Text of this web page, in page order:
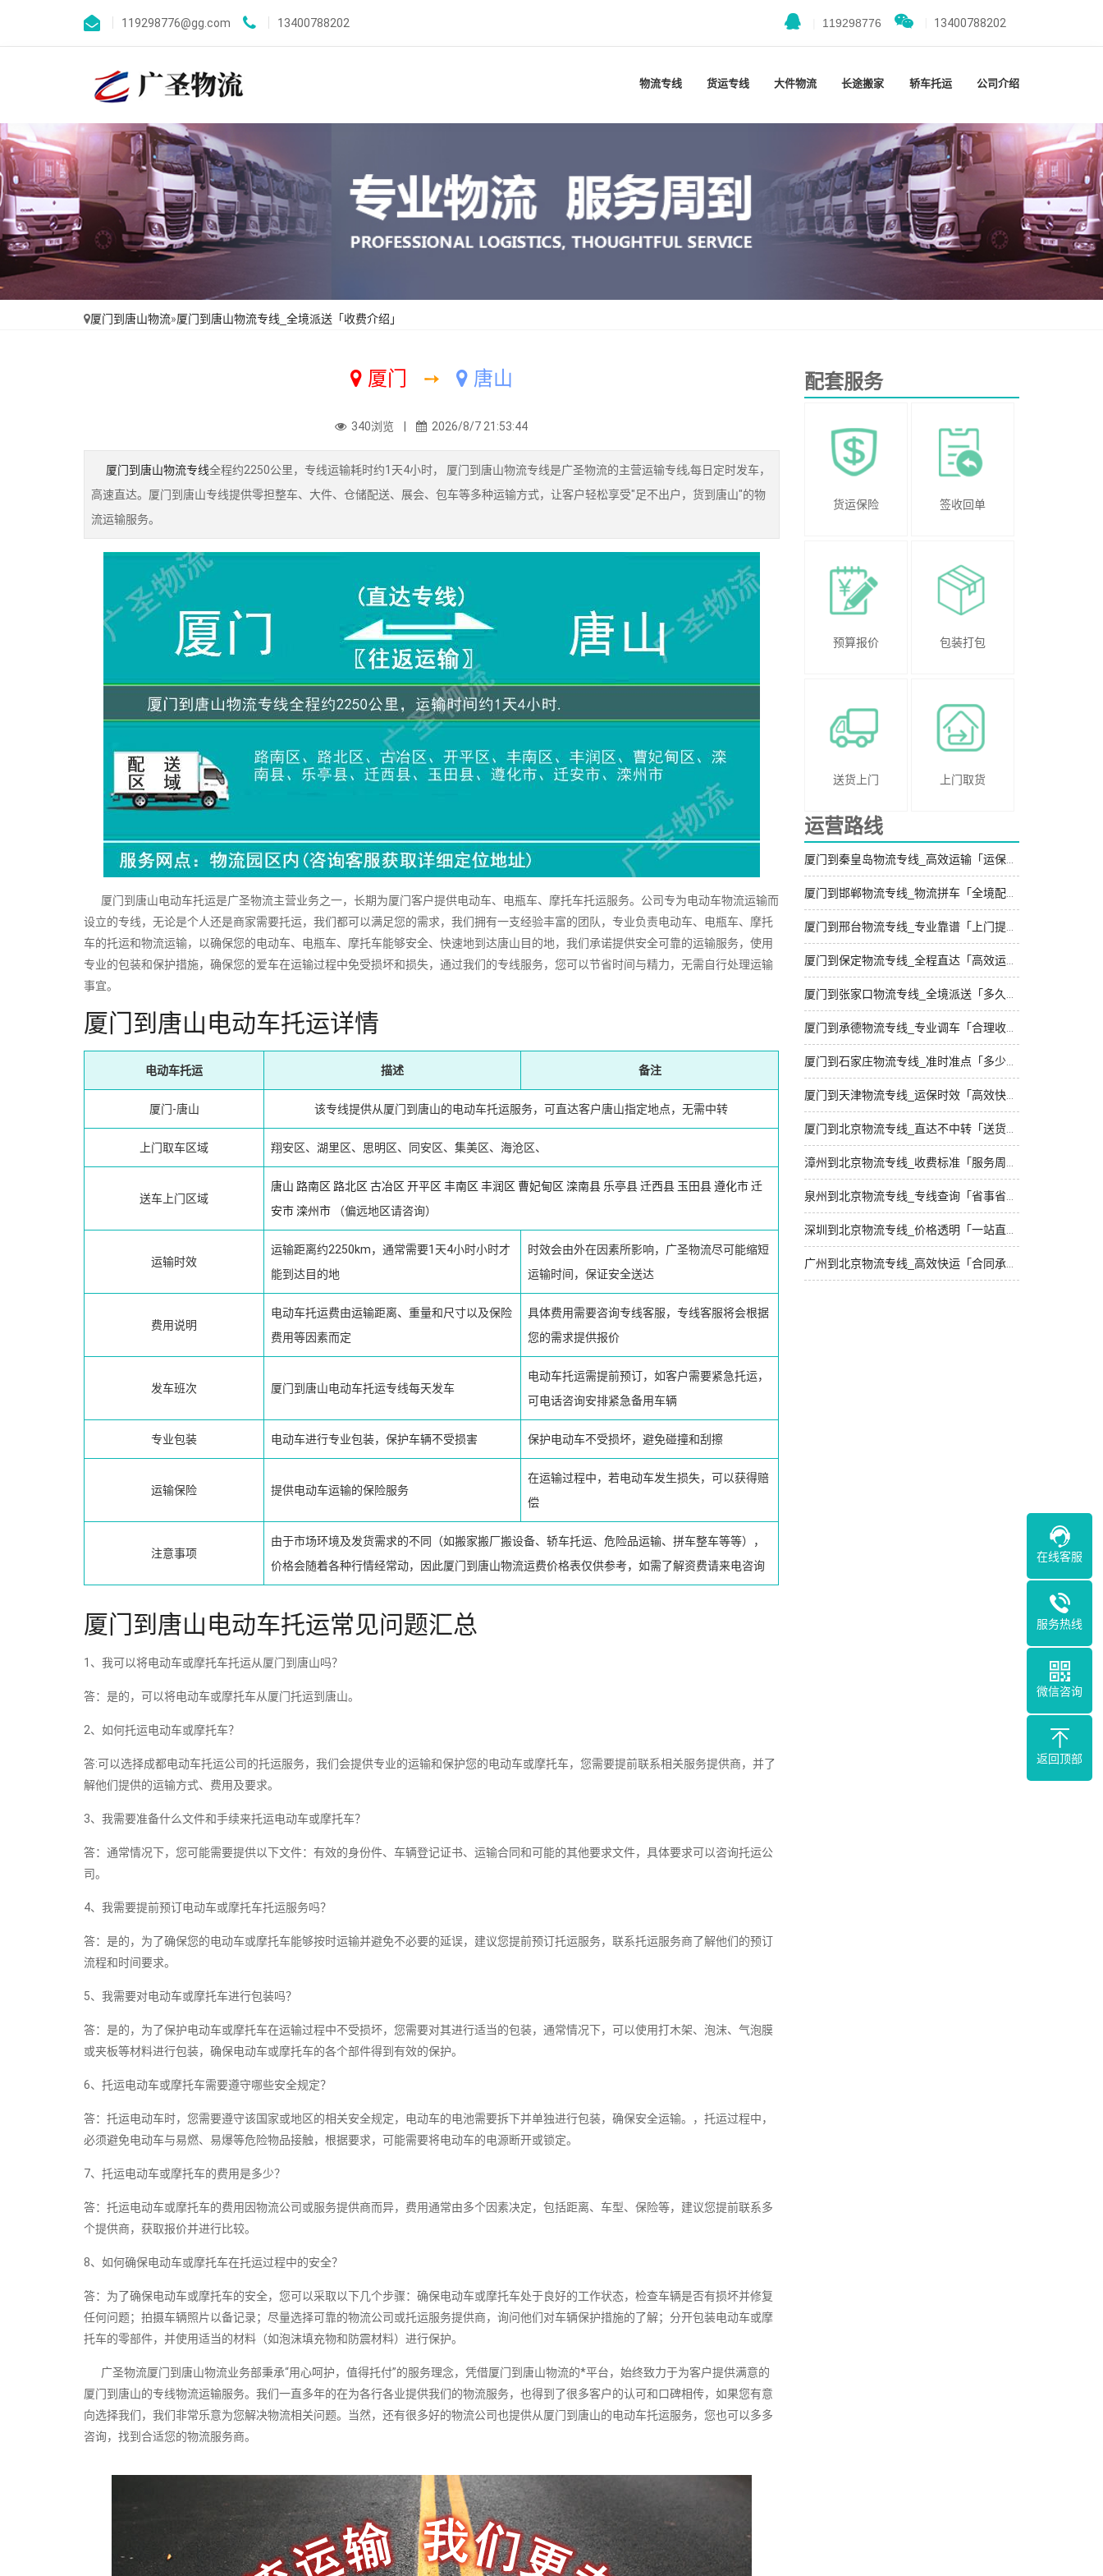
119298776@gg.com 13400788202 119298776 13400788202
物流专线 货运专线 大件物流 长途搬家 轿车托运 公司介绍
厦门到唐山物流»厦门到唐山物流专线_全境派送「收费介绍」
厦门 ➙ 唐山
340浏览 | 2026/8/7 21:53:44
厦门到唐山物流专线全程约2250公里，专线运输耗时约1天4小时， 厦门到唐山物流专线是广圣物流的主营运输专线,每日定时发车，
高速直达。厦门到唐山专线提供零担整车、大件、仓储配送、展会、包车等多种运输方式，让客户轻松享受"足不出户，货到唐山"的物
流运输服务。
厦门到唐山电动车托运是广圣物流主营业务之一，长期为厦门客户提供电动车、电瓶车、摩托车托运服务。公司专为电动车物流运输而
设立的专线，无论是个人还是商家需要托运，我们都可以满足您的需求，我们拥有一支经验丰富的团队，专业负责电动车、电瓶车、摩托
车的托运和物流运输，以确保您的电动车、电瓶车、摩托车能够安全、快速地到达唐山目的地，我们承诺提供安全可靠的运输服务，使用
专业的包装和保护措施，确保您的爱车在运输过程中免受损坏和损失，通过我们的专线服务，您可以节省时间与精力，无需自行处理运输
事宜。
厦门到唐山电动车托运详情
电动车托运 描述 备注
厦门-唐山 该专线提供从厦门到唐山的电动车托运服务，可直达客户唐山指定地点，无需中转
上门取车区域 翔安区、湖里区、思明区、同安区、集美区、海沧区、
送车上门区域
唐山 路南区 路北区 古冶区 开平区 丰南区 丰润区 曹妃甸区 滦南县 乐亭县迁西县 玉田县遵化市迁
安市 滦州市 （偏远地区请咨询）
运输时效
运输距离约2250km，通常需要1天4小时小时才
能到达目的地
时效会由外在因素所影响，广圣物流尽可能缩短
运输时间，保证安全送达
费用说明
电动车托运费由运输距离、重量和尺寸以及保险
费用等因素而定
具体费用需要咨询专线客服，专线客服将会根据
您的需求提供报价
发车班次 厦门到唐山电动车托运专线每天发车
电动车托运需提前预订，如客户需要紧急托运，
可电话咨询安排紧急备用车辆
专业包装 电动车进行专业包装，保护车辆不受损害 保护电动车不受损坏，避免碰撞和刮擦
运输保险 提供电动车运输的保险服务
在运输过程中，若电动车发生损失，可以获得赔
偿
注意事项
由于市场环境及发货需求的不同（如搬家搬厂搬设备、轿车托运、危险品运输、拼车整车等等），
价格会随着各种行情经常动，因此厦门到唐山物流运费价格表仅供参考，如需了解资费请来电咨询
厦门到唐山电动车托运常见问题汇总
1、我可以将电动车或摩托车托运从厦门到唐山吗？
答：是的，可以将电动车或摩托车从厦门托运到唐山。
2、如何托运电动车或摩托车？
答:可以选择成都电动车托运公司的托运服务，我们会提供专业的运输和保护您的电动车或摩托车，您需要提前联系相关服务提供商，并了
解他们提供的运输方式、费用及要求。
3、我需要准备什么文件和手续来托运电动车或摩托车？
答：通常情况下，您可能需要提供以下文件：有效的身份件、车辆登记证书、运输合同和可能的其他要求文件，具体要求可以咨询托运公
司。
4、我需要提前预订电动车或摩托车托运服务吗？
答：是的，为了确保您的电动车或摩托车能够按时运输并避免不必要的延误，建议您提前预订托运服务，联系托运服务商了解他们的预订
流程和时间要求。
5、我需要对电动车或摩托车进行包装吗？
答：是的，为了保护电动车或摩托车在运输过程中不受损坏，您需要对其进行适当的包装，通常情况下，可以使用打木架、泡沫、气泡膜
或夹板等材料进行包装，确保电动车或摩托车的各个部件得到有效的保护。
6、托运电动车或摩托车需要遵守哪些安全规定？
答：托运电动车时，您需要遵守该国家或地区的相关安全规定，电动车的电池需要拆下并单独进行包装，确保安全运输。，托运过程中，
必须避免电动车与易燃、易爆等危险物品接触，根据要求，可能需要将电动车的电源断开或锁定。
7、托运电动车或摩托车的费用是多少？
答：托运电动车或摩托车的费用因物流公司或服务提供商而异，费用通常由多个因素决定，包括距离、车型、保险等，建议您提前联系多
个提供商，获取报价并进行比较。
8、如何确保电动车或摩托车在托运过程中的安全？
答：为了确保电动车或摩托车的安全，您可以采取以下几个步骤：确保电动车或摩托车处于良好的工作状态，检查车辆是否有损坏并修复
任何问题；拍摄车辆照片以备记录；尽量选择可靠的物流公司或托运服务提供商，询问他们对车辆保护措施的了解；分开包装电动车或摩
托车的零部件，并使用适当的材料（如泡沫填充物和防震材料）进行保护。
广圣物流厦门到唐山物流业务部秉承“用心呵护，值得托付”的服务理念，凭借厦门到唐山物流的*平台，始终致力于为客户提供满意的
厦门到唐山的专线物流运输服务。我们一直多年的在为各行各业提供我们的物流服务，也得到了很多客户的认可和口碑相传，如果您有意
向选择我们，我们非常乐意为您解决物流相关问题。当然，还有很多好的物流公司也提供从厦门到唐山的电动车托运服务，您也可以多多
咨询，找到合适您的物流服务商。
配套服务
货运保险 签收回单
预算报价 包装打包
送货上门 上门取货
运营路线
厦门到秦皇岛物流专线_高效运输「运保时效」
厦门到邯郸物流专线_物流拼车「全境配送」
厦门到邢台物流专线_专业靠谱「上门提货」
厦门到保定物流专线_全程直达「高效运输」
厦门到张家口物流专线_全境派送「多久能到」
厦门到承德物流专线_专业调车「合理收费」
厦门到石家庄物流专线_准时准点「多少公里」
厦门到天津物流专线_运保时效「高效快运」
厦门到北京物流专线_直达不中转「送货到门」
漳州到北京物流专线_收费标准「服务周到」
泉州到北京物流专线_专线查询「省事省心」
深圳到北京物流专线_价格透明「一站直达」
广州到北京物流专线_高效快运「合同承运」
在线客服
服务热线
微信咨询
返回顶部